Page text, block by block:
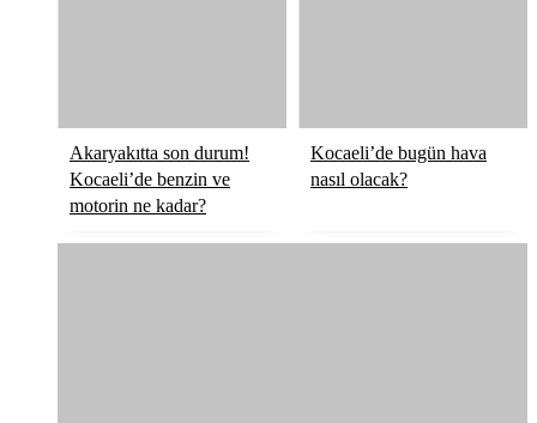
Akaryakıtta son durum!
Kocaeli’de benzin ve
motorin ne kadar?
Kocaeli’de bugün hava
nasıl olacak?